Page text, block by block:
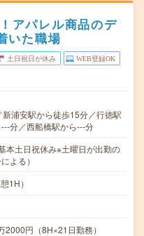
アパレル商品のデ
いた職場
土日祝日が休み WEB登録OK
浦安駅から徒歩15分／行徳駅
分／西船橋駅から---分
本土日祝休み※土曜日が出勤の
よる）
1H）
円（8H×21日勤務）